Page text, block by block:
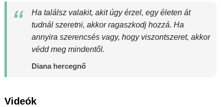
Ha találsz valakit, akit úgy érzel, egy életen át
tudnál szeretni, akkor ragaszkodj hozzá. Ha
annyira szerencsés vagy, hogy viszontszeret, akkor
védd meg mindentől.
Diana hercegnő
Videók